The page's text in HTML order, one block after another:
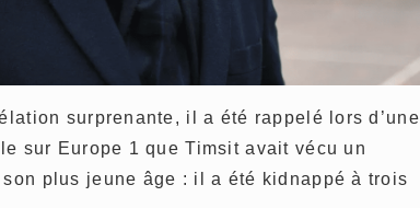
surprenante, il a été rappelé lors d’une
sur Europe 1 que Timsit avait vécu un
plus jeune âge : il a été kidnappé à trois